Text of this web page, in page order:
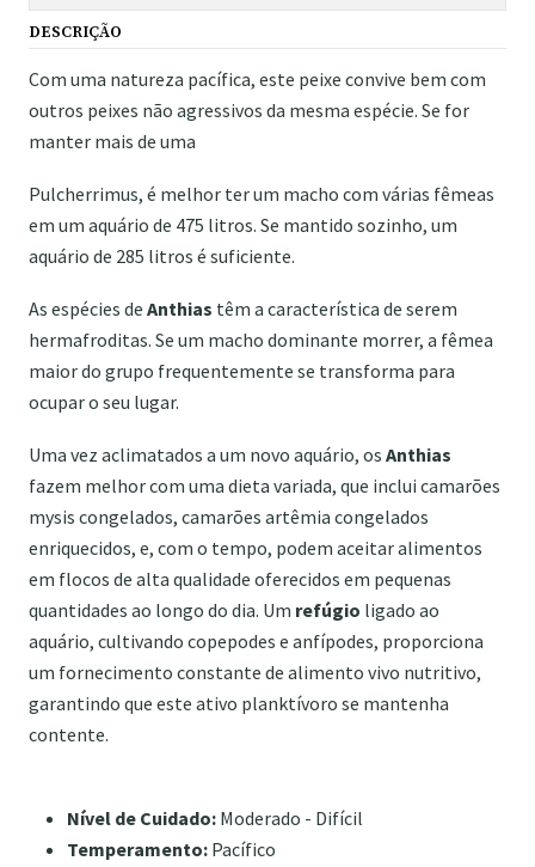
DESCRIÇÃO
Com uma natureza pacífica, este peixe convive bem com
outros peixes não agressivos da mesma espécie. Se for
manter mais de uma
Pulcherrimus, é melhor ter um macho com várias fêmeas
em um aquário de 475 litros. Se mantido sozinho, um
aquário de 285 litros é suficiente.
As espécies de Anthias têm a característica de serem
hermafroditas. Se um macho dominante morrer, a fêmea
maior do grupo frequentemente se transforma para
ocupar o seu lugar.
Uma vez aclimatados a um novo aquário, os Anthias
fazem melhor com uma dieta variada, que inclui camarões
mysis congelados, camarões artêmia congelados
enriquecidos, e, com o tempo, podem aceitar alimentos
em flocos de alta qualidade oferecidos em pequenas
quantidades ao longo do dia. Um refúgio ligado ao
aquário, cultivando copepodes e anfípodes, proporciona
um fornecimento constante de alimento vivo nutritivo,
garantindo que este ativo planktívoro se mantenha
contente.
Nível de Cuidado: Moderado - Difícil
Temperamento: Pacífico